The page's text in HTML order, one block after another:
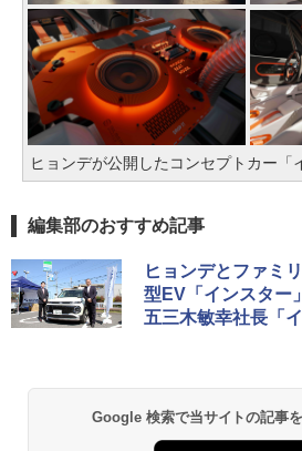
ヒョンデが公開したコンセプトカー「
編集部のおすすめ記事
ヒョンデとファミ
型EV「インスター
五三木敏幸社長「
Google 検索で当サイトの記事